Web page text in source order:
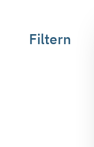
Filtern